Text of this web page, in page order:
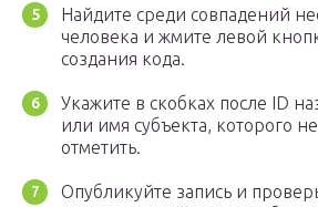
Найдите среди совпадений
человека и жмите левой
создания кода.
Укажите в скобках после ID
или имя субъекта, которого
отметить.
Опубликуйте запись и